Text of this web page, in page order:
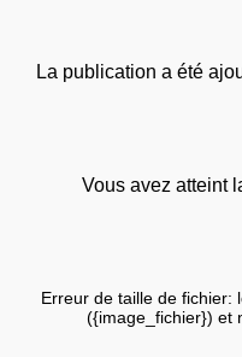
La publication a été
Vous avez atteint
Erreur de taille de fichier:
({image_fichier}) et